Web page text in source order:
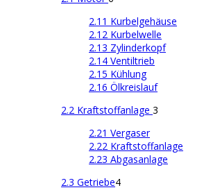
2.11 Kurbelgehäuse
2.12 Kurbelwelle
2.13 Zylinderkopf
2.14 Ventiltrieb
2.15 Kühlung
2.16 Ölkreislauf
2.2 Kraftstoffanlage 3
2.21 Vergaser
2.22 Kraftstoffanlage
2.23 Abgasanlage
2.3 Getriebe4